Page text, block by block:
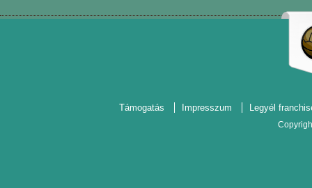
Támogatás Impresszum Legyél